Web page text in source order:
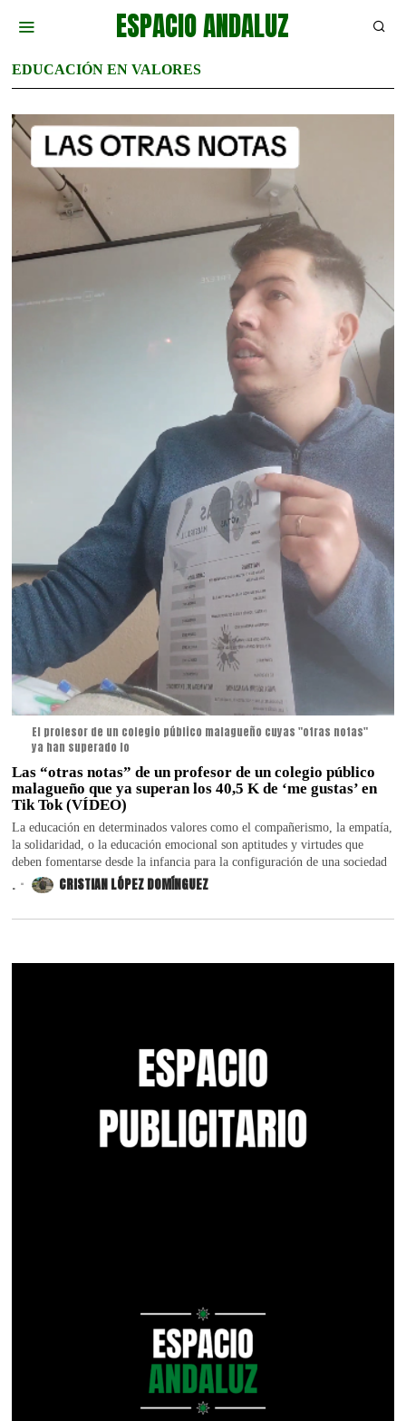
ESPACIO ANDALUZ
EDUCACIÓN EN VALORES
El profesor de un colegio público malagueño cuyas "otras notas"
ya han superado lo
Las “otras notas” de un profesor de un colegio público
malagueño que ya superan los 40,5 K de ‘me gustas’ en
Tik Tok (VÍDEO)
La educación en determinados valores como el compañerismo, la empatía,
la solidaridad, o la educación emocional son aptitudes y virtudes que
deben fomentarse desde la infancia para la configuración de una sociedad
. CRISTIAN LÓPEZ DOMÍNGUEZ